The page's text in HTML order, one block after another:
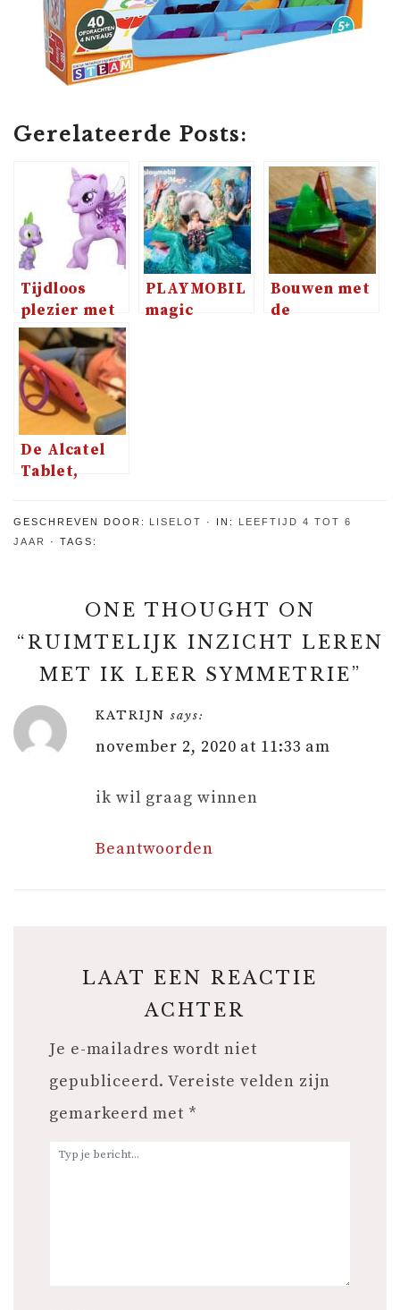
Gerelateerde Posts:
Tijdloos
plezier met
My Little
Pony
PLAYMOBIL
magic
Bouwen met
de
De Alcatel
Tablet,
(on)handige
kinderen
GESCHREVEN DOOR: LISELOT IN:
LEEFTIJD 4 TOT 6
JAAR
TAGS:
ONE THOUGHT ON
“RUIMTELIJK INZICHT LEREN
MET IK LEER SYMMETRIE”
KATRIJN says:
november 2, 2020 at 11:33 am
ik wil graag winnen
Beantwoorden
LAAT EEN REACTIE
ACHTER
Je e-mailadres wordt niet
gepubliceerd. Vereiste velden zijn
gemarkeerd met *